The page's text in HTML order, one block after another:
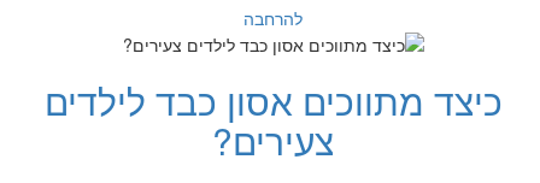
להרחבה
כיצד מתווכים אסון כבד לילדים
צעירים?